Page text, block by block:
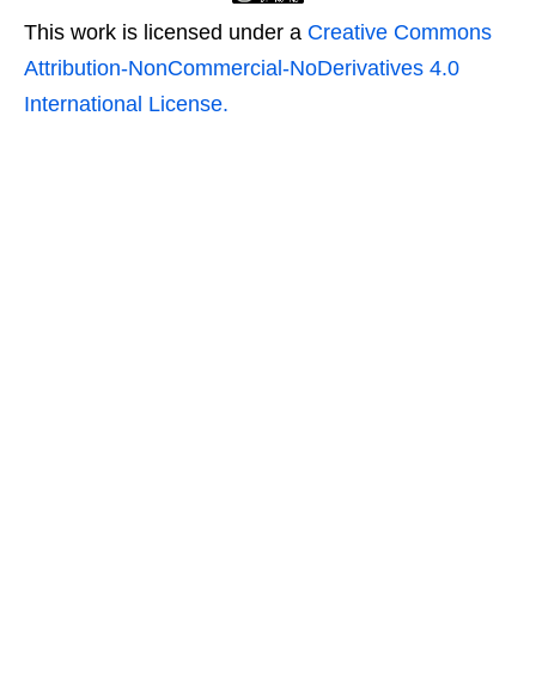
This work is licensed under a Creative Commons
Attribution-NonCommercial-NoDerivatives 4.0
International License.